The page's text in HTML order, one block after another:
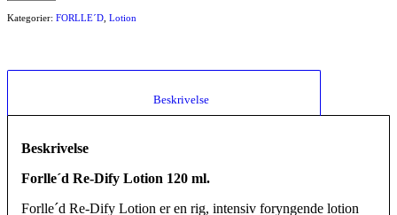
Kategorier: FORLLE´D Lotion
Beskrivelse
Forlle´d Re-Dify Lotion 120 ml.
Forlle´d Re-Dify Lotion er en rig, intensiv foryngende lotion